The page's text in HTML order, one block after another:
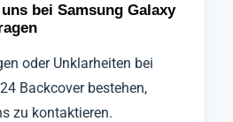
bei Samsung Galaxy
oder Unklarheiten bei
Backcover bestehen,
zu kontaktieren.